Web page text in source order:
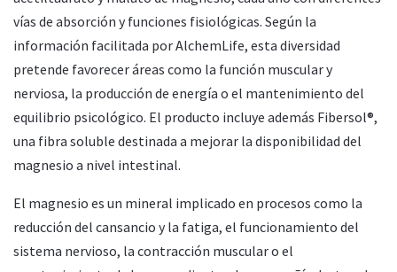
vías de absorción y funciones fisiológicas. Según la
información facilitada por AlchemLife, esta diversidad
pretende favorecer áreas como la función muscular y
nerviosa, la producción de energía o el mantenimiento del
equilibrio psicológico. El producto incluye además Fibersol®,
una fibra soluble destinada a mejorar la disponibilidad del
magnesio a nivel intestinal.
El magnesio es un mineral implicado en procesos como la
reducción del cansancio y la fatiga, el funcionamiento del
sistema nervioso, la contracción muscular o el